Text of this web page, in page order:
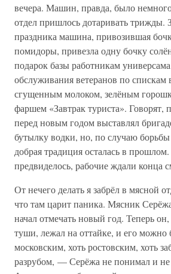
вечера. Машин, правда, было
отдел пришлось дотаривать трижды.
праздника машина, привозившая
помидоры, привезла одну бочку
подарок базы работникам
обслуживания ветеранов по
сгущенным молоком, зелёным
фаршем «Завтрак туриста». Говорят,
перед новым годом выставлял
бутылку водки, но, по случаю борьбы
добрая традиция осталась в
предвиделось, рабочие ждали конца
От нечего делать я забрёл в мясной
что там царит паника. Мясник
начал отмечать новый год. Теперь
туши, лежал на оттайке, и его можно
московским, хоть ростовским, хоть
разрубом, — Серёжа не понимал и не